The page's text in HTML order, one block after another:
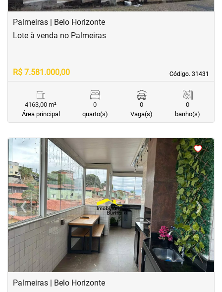
Palmeiras | Belo Horizonte
Código. 31431
Código. 31431
Lote à venda no Palmeiras
R$ 7.581.000,00
4163,00 m²
Área principal
0
quarto(s)
0
Vaga(s)
0
banho(s)
< < <<
‹Previous ›Next
Palmeiras | Belo Horizonte